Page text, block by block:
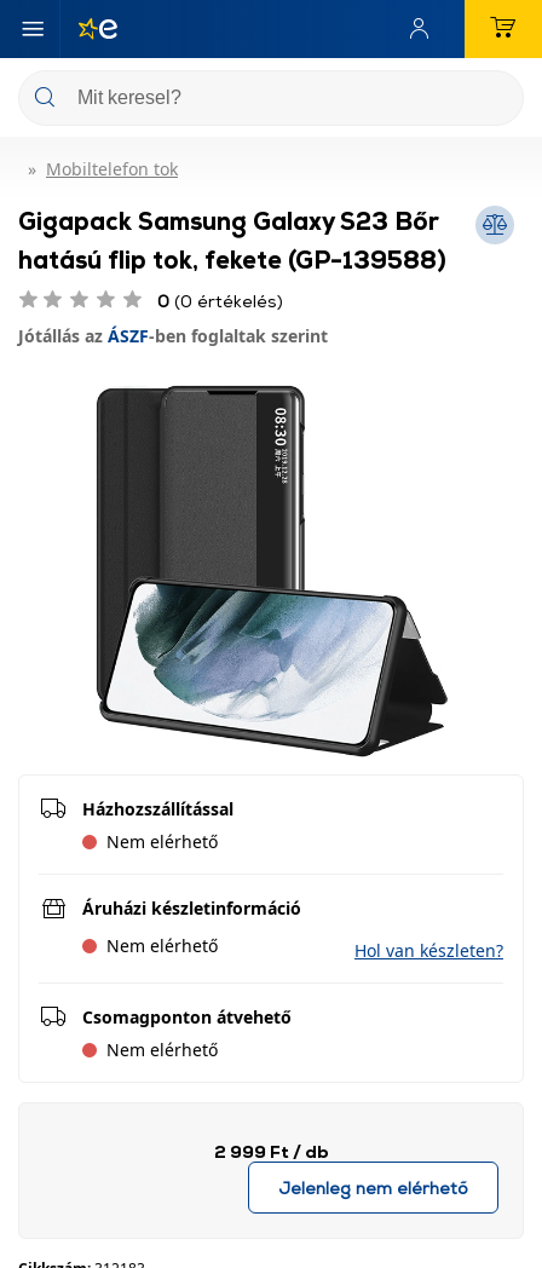
Mobiltelefon tok
Gigapack Samsung Galaxy S23 Bőr
hatású flip tok, fekete (GP-139588)
0 (0 értékelés)
Jótállás az ÁSZF-ben foglaltak szerint
Házhozszállítással
Nem elérhető
Áruházi készletinformáció
Nem elérhető
Hol van készleten?
Csomagponton átvehető
Nem elérhető
2 999 Ft / db
Jelenleg nem elérhető